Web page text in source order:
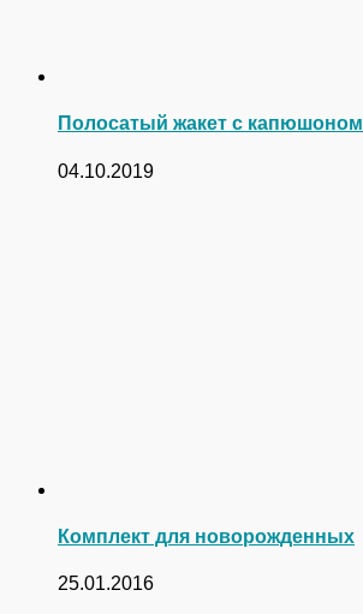
Полосатый жакет с капюшоном
04.10.2019
Комплект для новорожденных
25.01.2016